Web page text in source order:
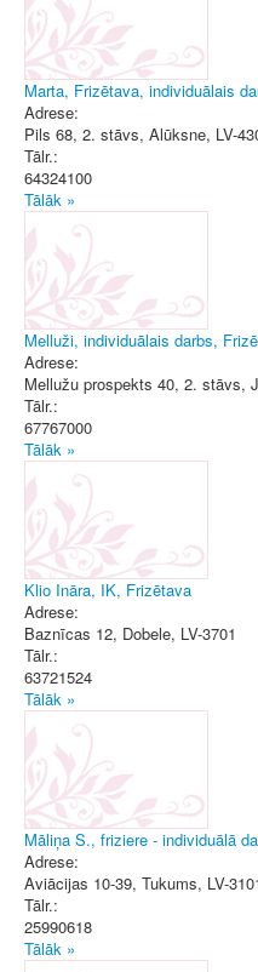
Marta, Frizētava, individuālais
Adrese:
Pils 68, 2. stāvs, Alūksne, LV-
Tālr.:
64324100
Tālāk »
Melluži, individuālais darbs,
Adrese:
Mellužu prospekts 40, 2. stāvs,
Tālr.:
67767000
Tālāk »
Klio Ināra, IK, Frizētava
Adrese:
Baznīcas 12, Dobele, LV-3701
Tālr.:
63721524
Tālāk »
Māliņa S., friziere - individuālā
Adrese:
Aviācijas 10-39, Tukums, LV-
Tālr.:
25990618
Tālāk »